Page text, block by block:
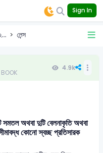
Sign In
লেন্স
BOOK
4.9k
অথবা দুটি বেলনাকৃতি অথবা
কোনো স্বচ্ছ প্রতিসারক